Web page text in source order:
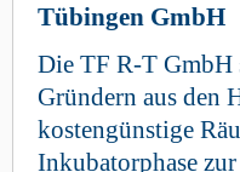
Tübingen GmbH
Die TF R-T GmbH
Gründern aus den
kostengünstige
Inkubatorphase